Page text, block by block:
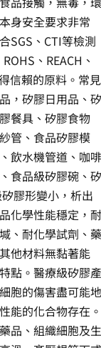
身安全要求非常
SGS、CTI等檢測
、REACH、
信賴的原料。常見
，矽膠日用品、矽
餐具、矽膠食物
管、食品矽膠模
飲水機管道、咖啡
食品級矽膠碗、矽
膠形變小，析出
化學性能穩定，耐
、耐化學試劑、藥
他材料無黏著能
點。醫療級矽膠產
胞的傷害盡可能地
能的化合物存在。
品、組織細胞及生